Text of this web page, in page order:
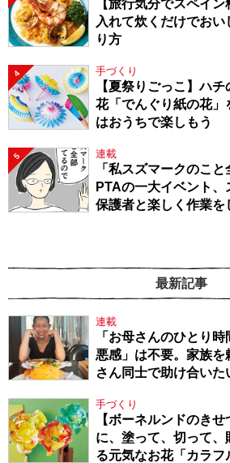
【旅行気分でスペイ
入れて炊くだけでお
り方
4 手づくり
【夏祭りごっこ】ハ
花「でんぐり紙の花」
はおうちで楽しもう
5 連載
「私スズマークのこ
PTAの一大イベント、
保護者と楽しく作業
最新記事
連載
「お母さんのひとり
悪感」は不要。家族
さん同士で助け合い
手づくり
【ボーネルンドのき
に、塗って、切って
る元気なお花「カラ